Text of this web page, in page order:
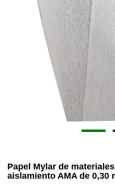
Papel Mylar de
aislamiento AMA de 0,30